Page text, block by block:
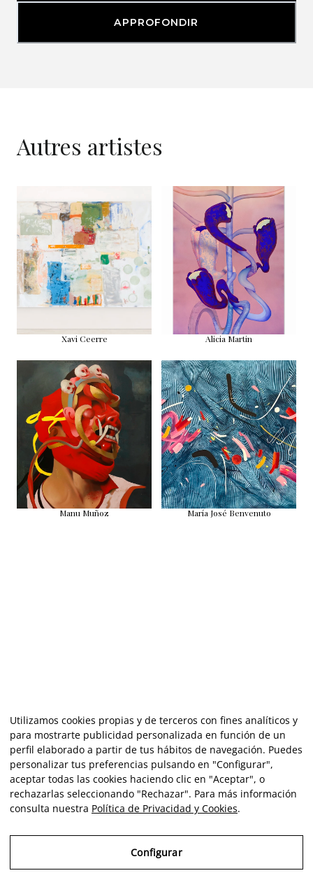
APPROFONDIR
Autres artistes
Xavi Ceerre Alicia Martin
Manu Muñoz María José Benvenuto
Utilizamos cookies propias y de terceros con fines analíticos y
para mostrarte publicidad personalizada en función de un
perfil elaborado a partir de tus hábitos de navegación. Puedes
personalizar tus preferencias pulsando en "Configurar",
aceptar todas las cookies haciendo clic en "Aceptar", o
rechazarlas seleccionando "Rechazar". Para más información
consulta nuestra Política de Privacidad y Cookies.
Configurar